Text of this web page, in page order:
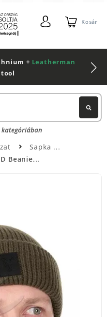
Kosár
+ Leatherman
kategóriában
Sapka
Beanie...